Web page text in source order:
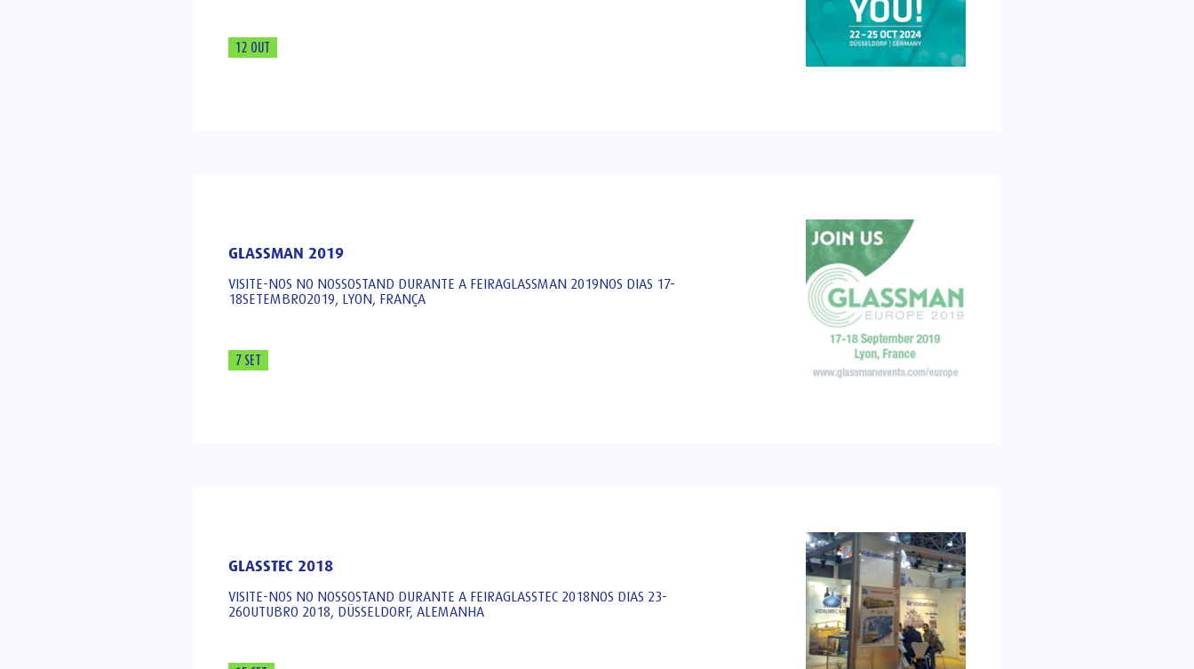
12 OUT
GLASSMAN 2019
VISITE-NOS NO NOSSOSTAND DURANTE A FEIRAGLASSMAN 2019NOS DIAS 17-
18SETEMBRO2019, LYON, FRANÇA
7 SET
GLASSTEC 2018
VISITE-NOS NO NOSSOSTAND DURANTE A FEIRAGLASSTEC 2018NOS DIAS 23-
26OUTUBRO 2018, DÜSSELDORF, ALEMANHA